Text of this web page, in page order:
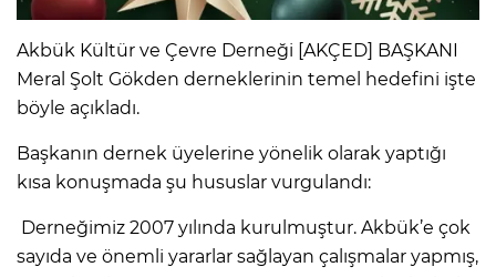
Akbük Kültür ve Çevre Derneği [AKÇED] BAŞKANI
Meral Şolt Gökden derneklerinin temel hedefini işte
böyle açıkladı.
Başkanın dernek üyelerine yönelik olarak yaptığı
kısa konuşmada şu hususlar vurgulandı:
Derneğimiz 2007 yılında kurulmuştur. Akbük’e çok
sayıda ve önemli yararlar sağlayan çalışmalar yapmış,